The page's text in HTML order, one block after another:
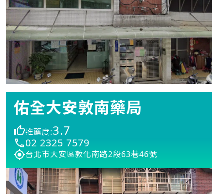
佑全大安敦南藥局
推薦度:3.7
02 2325 7579
台北市大安區敦化南路2段63巷46號